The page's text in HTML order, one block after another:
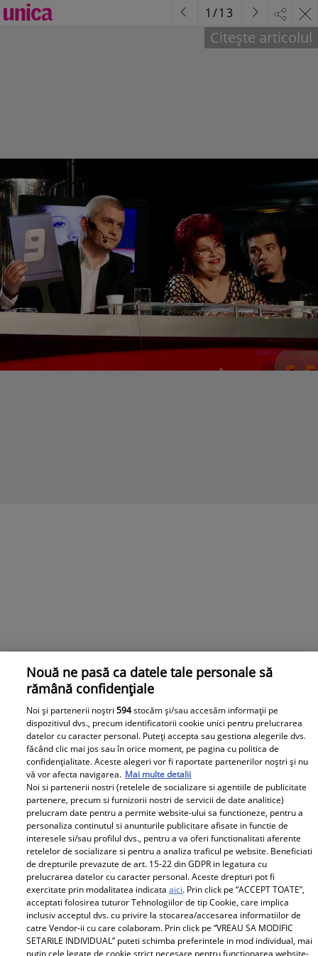
Aura Urziceanu ar fi ajuns într-un azil, unde condițiile
sunt „greu de imaginat”. „Irinel Columbeanu trăiește
într-un palat!”
Aura Urziceanu, una dintre cele mai mari, bune și
importante voci ale României din perioada regimului
comunist, ar trece printr-o perioadă extrem de dificilă
în Canada, unde este stabilită de ani buni. Citește mai
multe în articol.
Citește articolul
1 /13
Parteneri
Nouă ne pasă ca datele tale personale să
rămână confidențiale
Noi și partenerii noștri594stocăm și/sau accesăm informații pe
dispozitivul dvs., precum identificatorii cookie unici pentru prelucrarea
datelor cu caracter personal. Puteți accepta sau gestiona alegerile dvs.
făcând clic mai jos sau în orice moment, pe pagina cu politica de
confidențialitate. Aceste alegeri vor fi raportate partenerilor noștri și nu
vă vor afecta navigarea. Mai multe detalii
Noi si partenerii nostri (retelele de socializare si agentiile de publicitate
partenere, precum si furnizorii nostri de servicii de date analitice)
prelucram date pentru a permite website-ului sa functioneze, pentru a
personaliza continutul si anunturile publicitare afisate in functie de
interesele si/sau profilul dvs., pentru a va oferi functionalitati aferente
retelelor de socializare si pentru a analiza traficul pe website. Beneficiati
de drepturile prevazute de art. 15-22 din GDPR in legatura cu
prelucrarea datelor cu caracter personal. Aceste drepturi pot fi
exercitate prin modalitatea indicataaici. Prin click pe “ACCEPT TOATE”,
acceptati folosirea tuturor Tehnologiilor de tip Cookie, care implica
inclusiv acceptul dvs. cu privire la stocarea/accesarea informatiilor de
catre Vendor-ii cu care colaboram. Prin click pe “VREAU SA MODIFIC
SETARILE INDIVIDUAL” puteti schimba preferintele in mod individual, mai